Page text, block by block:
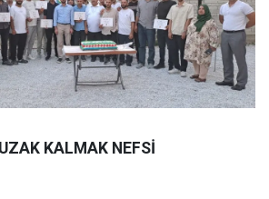
KALMAK NEFSİ